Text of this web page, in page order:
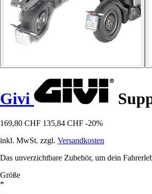
Givi
169,80 CHF 135,84 CHF -20%
inkl. MwSt. zzgl. Versandkosten
Das unverzichtbare Zubehör, um dein
Größe
*